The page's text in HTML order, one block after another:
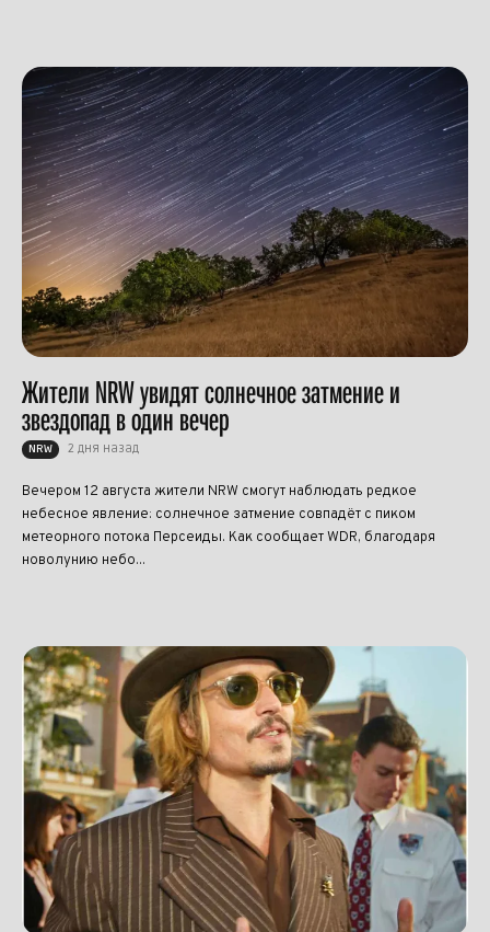
Жители NRW увидят солнечное затмение и
звездопад в один вечер
NRW 2 дня назад
Вечером 12 августа жители NRW смогут наблюдать редкое
небесное явление: солнечное затмение совпадёт с пиком
метеорного потока Персеиды. Как сообщает WDR, благодаря
новолунию небо...